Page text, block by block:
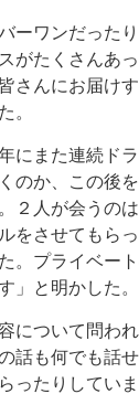
ーワンだった
がたくさんあっ
さんにお届け
。
にまた連続ド
のか、この後
２人が会うの
をさせてもら
。プライベー
」と明かした。
について問わ
話も何でも話
ったりしてい